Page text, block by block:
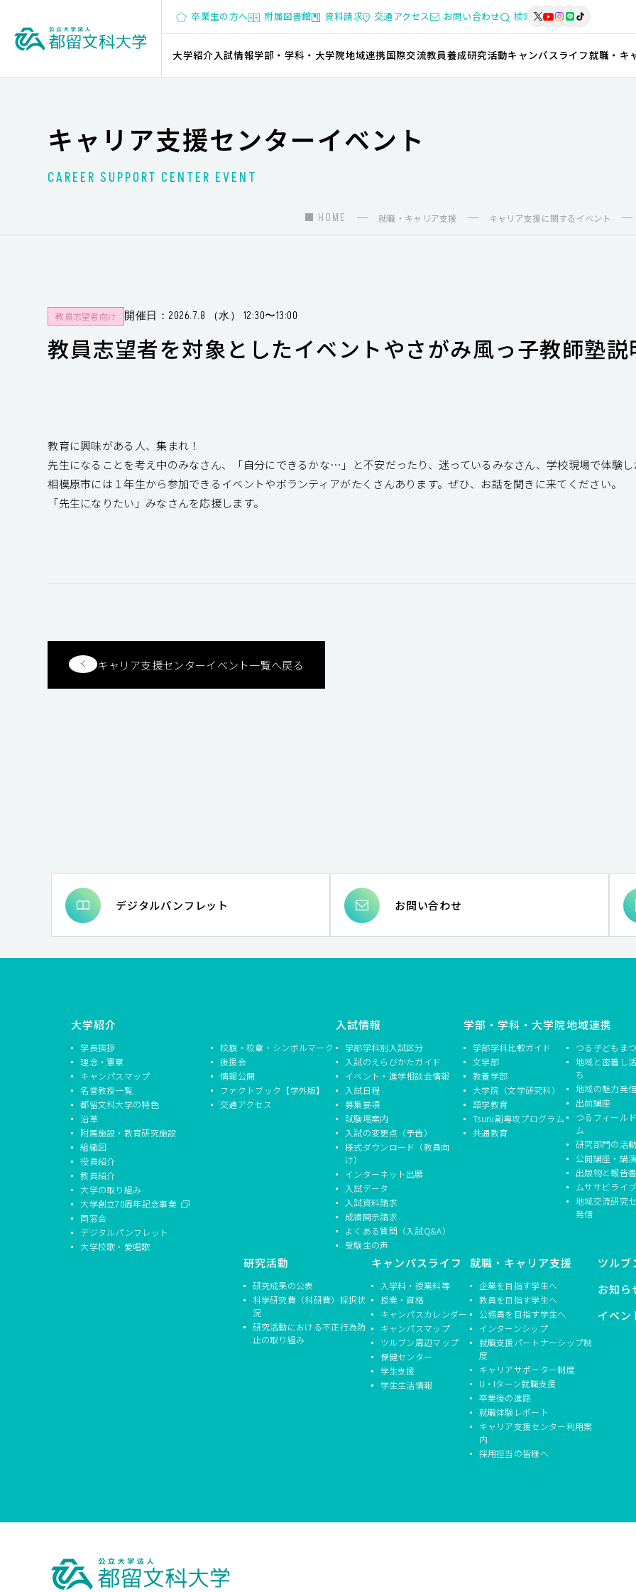
卒業生の方へ 附属図書館 資料請求 交通アクセス お問い合わせ 検索
大学紹介入試情報学部・学科・大学院地域連携国際交流教員養成研究活動キャンパスライフ就職・キ
キャリア支援センターイベント
CAREER SUPPORT CENTER EVENT
HOME 就職・キャリア支援 キャリア支援に関するイベント
教員志望者向け 開催日：2026.7.8 （水） 12:30〜13:00
教員志望者を対象としたイベントやさがみ風っ子教師塾説
教育に興味がある人、集まれ！
先生になることを考え中のみなさん、「自分にできるかな…」と不安だったり、迷っているみなさん、学校現場で体験
相模原市には１年生から参加できるイベントやボランティアがたくさんあります。ぜひ、お話を聞きに来てください。
「先生になりたい」みなさんを応援します。
キャリア支援センターイベント一覧へ戻る
デジタルパンフレット お問い合わせ
大学紹介
学長挨拶
理念・憲章
キャンパスマップ
名誉教授一覧
都留文科大学の特色
沿革
附属施設・教育研究施設
組織図
役員紹介
教員紹介
大学の取り組み
大学創立70周年記念事業
同窓会
デジタルパンフレット
大学校歌・愛唱歌
校旗・校章・シンボルマーク
後援会
情報公開
ファクトブック【学外版】
交通アクセス
入試情報
学部学科別入試区分
入試のえらびかたガイド
イベント・進学相談会情報
入試日程
募集要項
試験場案内
入試の変更点（予告）
様式ダウンロード（教員向
け）
インターネット出願
入試データ
入試資料請求
成績開示請求
よくある質問（入試Q&A）
受験生の声
学部・学科・大学院
学部学科比較ガイド
文学部
教養学部
大学院（文学研究科）
語学教育
Tsuru副専攻プログラム
共通教育
地域連携
つる子どもま
地域と密着し
ち
地域の魅力発
出前講座
つるフィール
ム
研究部門の活
公開講座・講
出版物と報告
ムササビライ
地域交流研究
発信
研究活動
研究成果の公表
科学研究費（科研費）採択状
況
研究活動における不正行為防
止の取り組み
キャンパスライフ
入学料・授業料等
授業・資格
キャンパスカレンダー
キャンパスマップ
ツルブン周辺マップ
保健センター
学生支援
学生生活情報
就職・キャリア支援
企業を目指す学生へ
教員を目指す学生へ
公務員を目指す学生へ
インターンシップ
就職支援パートナーシップ制
度
キャリアサポーター制度
U・Iターン就職支援
卒業後の進路
就職体験レポート
キャリア支援センター利用案
内
採用担当の皆様へ
ツルブ
お知ら
イベン